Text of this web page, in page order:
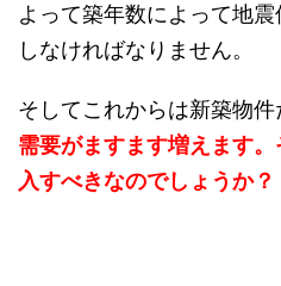
よって築年数によって地
しなければなりません。
そしてこれからは新築物件
需要がますます増えます
入すべきなのでしょうか？